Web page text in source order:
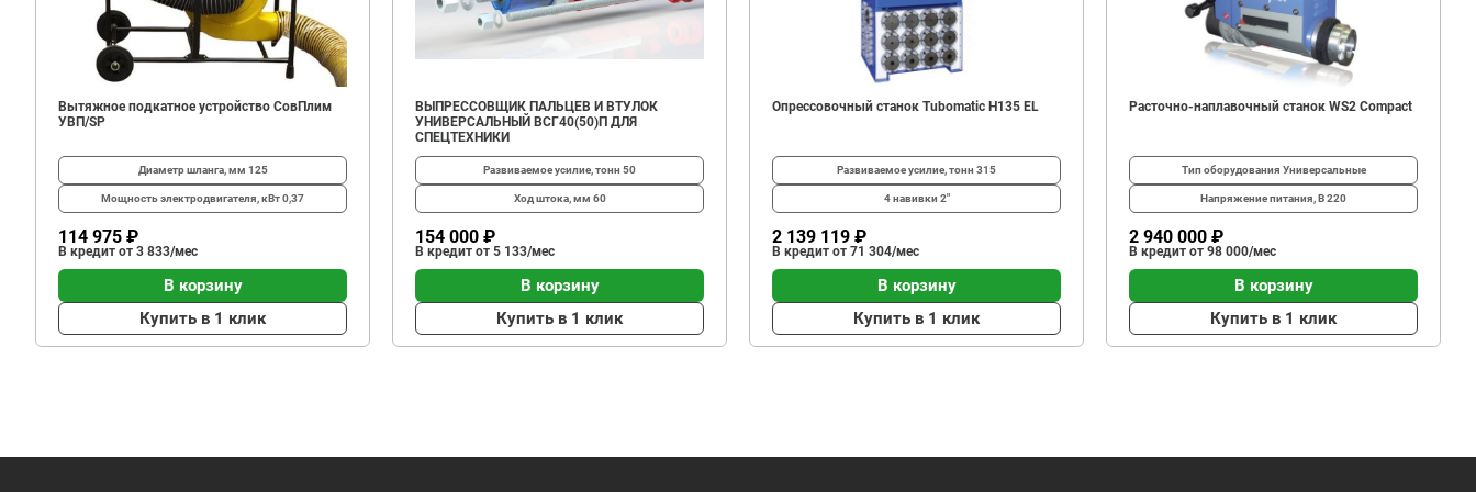
Вытяжное подкатное устройство СовПлим
УВП/SP
Диаметр шланга, мм 125
Мощность электродвигателя, кВт0,37
114 975 ₽
В кредит от 3 833/мес
В корзину
Купить в 1 клик
ВЫПРЕССОВЩИК ПАЛЬЦЕВ И ВТУЛОК
УНИВЕРСАЛЬНЫЙ ВСГ40(50)П ДЛЯ
СПЕЦТЕХНИКИ
Развиваемое усилие, тонн 50
Ход штока, мм 60
154 000 ₽
В кредит от 5 133/мес
В корзину
Купить в 1 клик
Опрессовочный станок Tubomatic H135 EL
Развиваемое усилие, тонн 315
4 навивки 2"
2 139 119 ₽
В кредит от 71 304/мес
В корзину
Купить в 1 клик
Расточно-наплавочный станок WS2 Compact
Тип оборудования Универсальные
Напряжение питания, В220
2 940 000 ₽
В кредит от 98 000/мес
В корзину
Купить в 1 клик